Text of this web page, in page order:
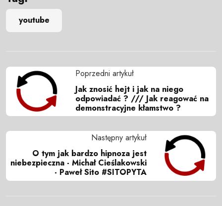
youtube
Poprzedni artykuł
Jak znosić hejt i jak na niego
odpowiadać ? /// Jak reagować na
demonstracyjne kłamstwo ?
Następny artykuł
O tym jak bardzo hipnoza jest
niebezpieczna - Michał Cieślakowski
- Paweł Sito #SITOPYTA